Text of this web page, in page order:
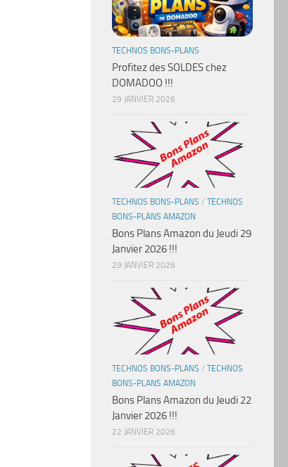
TECHNOS BONS-PLANS
Profitez des SOLDES chez
DOMADOO !!!
29 JANVIER 2026
TECHNOS BONS-PLANS / TECHNOS
BONS-PLANS AMAZON
Bons Plans Amazon du Jeudi 29
Janvier 2026 !!!
29 JANVIER 2026
TECHNOS BONS-PLANS / TECHNOS
BONS-PLANS AMAZON
Bons Plans Amazon du Jeudi 22
Janvier 2026 !!!
22 JANVIER 2026